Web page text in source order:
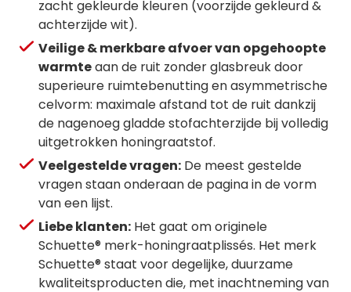
zacht gekleurde kleuren (voorzijde gekleurd &
achterzijde wit).
Veilige & merkbare afvoer van opgehoopte
warmteaan de ruit zonder glasbreuk door
superieure ruimtebenutting en asymmetrische
celvorm: maximale afstand tot de ruit dankzij
de nagenoeg gladde stofachterzijde bij volledig
uitgetrokken honingraatstof.
Veelgestelde vragen: De meest gestelde
vragen staan onderaan de pagina in de vorm
van een lijst.
Liebe klanten: Het gaat om originele
Schuette® merk-honingraatplissés. Het merk
Schuette® staat voor degelijke, duurzame
kwaliteitsproducten die, met inachtneming van